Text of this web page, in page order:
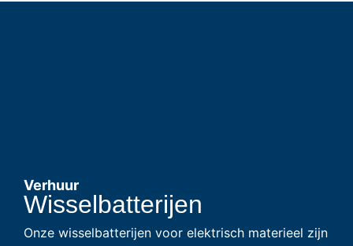
Verhuur
Wisselbatterijen
Onze wisselbatterijen voor elektrisch materieel zijn